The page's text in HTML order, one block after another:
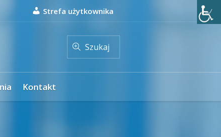
Strefa użytkownika
Szukaj
Kontakt